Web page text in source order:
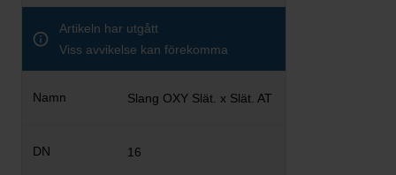
Artikeln har utgått
Viss avvikelse kan förekomma
Slang OXY Slät. x Slät. AT
16